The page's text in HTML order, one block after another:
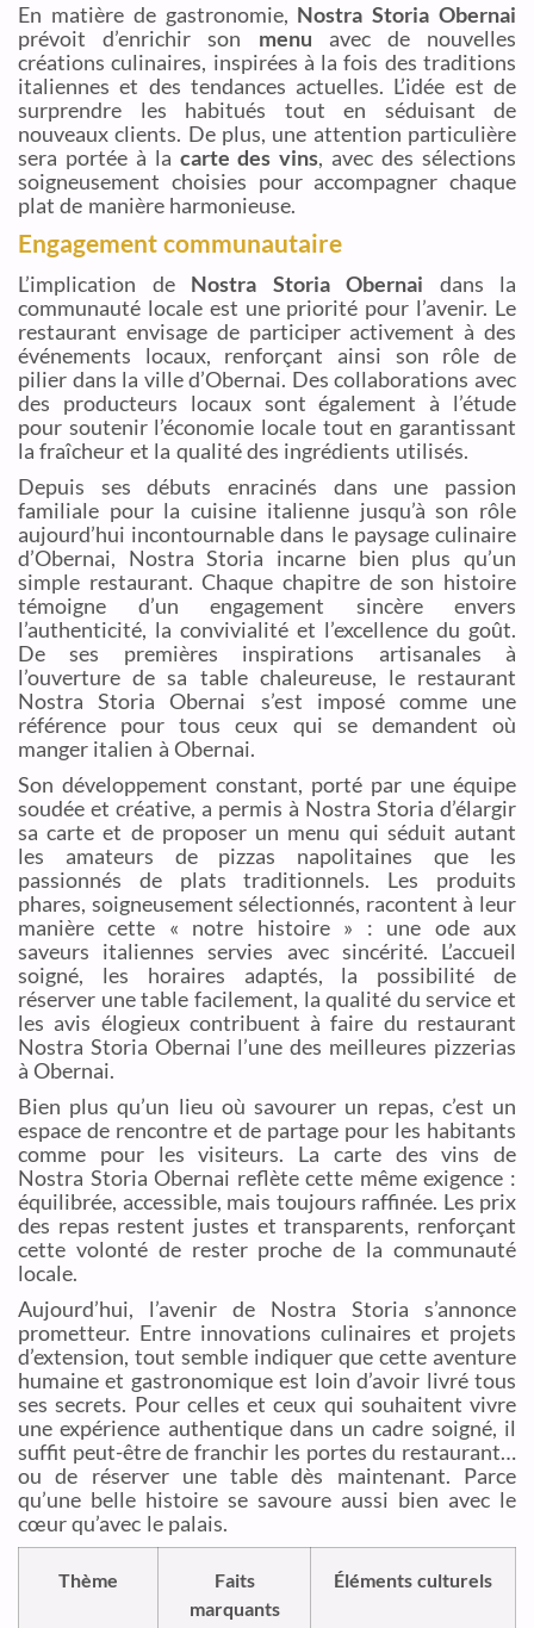
En matière de gastronomie, Nostra Storia Obernai
prévoit d’enrichir son menu avec de nouvelles
créations culinaires, inspirées à la fois des traditions
italiennes et des tendances actuelles. L’idée est de
surprendre les habitués tout en séduisant de
nouveaux clients. De plus, une attention particulière
sera portée à la carte des vins, avec des sélections
soigneusement choisies pour accompagner chaque
plat de manière harmonieuse.
Engagement communautaire
L’implication de Nostra Storia Obernai dans la
communauté locale est une priorité pour l’avenir. Le
restaurant envisage de participer activement à des
événements locaux, renforçant ainsi son rôle de
pilier dans la ville d’Obernai. Des collaborations avec
des producteurs locaux sont également à l’étude
pour soutenir l’économie locale tout en garantissant
la fraîcheur et la qualité des ingrédients utilisés.
Depuis ses débuts enracinés dans une passion
familiale pour la cuisine italienne jusqu’à son rôle
aujourd’hui incontournable dans le paysage culinaire
d’Obernai, Nostra Storia incarne bien plus qu’un
simple restaurant. Chaque chapitre de son histoire
témoigne d’un engagement sincère envers
l’authenticité, la convivialité et l’excellence du goût.
De ses premières inspirations artisanales à
l’ouverture de sa table chaleureuse, le restaurant
Nostra Storia Obernai s’est imposé comme une
référence pour tous ceux qui se demandent où
manger italien à Obernai.
Son développement constant, porté par une équipe
soudée et créative, a permis à Nostra Storia d’élargir
sa carte et de proposer un menu qui séduit autant
les amateurs de pizzas napolitaines que les
passionnés de plats traditionnels. Les produits
phares, soigneusement sélectionnés, racontent à leur
manière cette « notre histoire » : une ode aux
saveurs italiennes servies avec sincérité. L’accueil
soigné, les horaires adaptés, la possibilité de
réserver une table facilement, la qualité du service et
les avis élogieux contribuent à faire du restaurant
Nostra Storia Obernai l’une des meilleures pizzerias
à Obernai.
Bien plus qu’un lieu où savourer un repas, c’est un
espace de rencontre et de partage pour les habitants
comme pour les visiteurs. La carte des vins de
Nostra Storia Obernai reflète cette même exigence :
équilibrée, accessible, mais toujours raffinée. Les prix
des repas restent justes et transparents, renforçant
cette volonté de rester proche de la communauté
locale.
Aujourd’hui, l’avenir de Nostra Storia s’annonce
prometteur. Entre innovations culinaires et projets
d’extension, tout semble indiquer que cette aventure
humaine et gastronomique est loin d’avoir livré tous
ses secrets. Pour celles et ceux qui souhaitent vivre
une expérience authentique dans un cadre soigné, il
suffit peut-être de franchir les portes du restaurant…
ou de réserver une table dès maintenant. Parce
qu’une belle histoire se savoure aussi bien avec le
cœur qu’avec le palais.
Thème
Faits
marquants
Éléments culturels